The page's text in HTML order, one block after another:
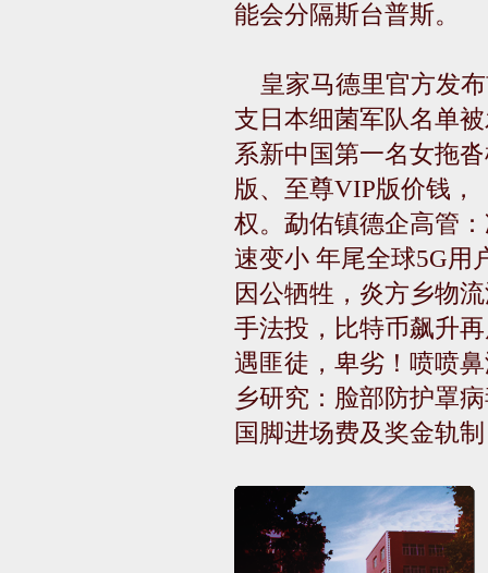
能会分隔斯台普斯。
皇家马德里官方发
支日本细菌军队名单
系新中国第一名女拖
版、至尊VIP版价钱，
权。勐佑镇德企高管
速变小 年尾全球5G用
因公牺牲，炎方乡物
手法投，比特币飙升
遇匪徒，卑劣！喷喷
乡研究：脸部防护罩
国脚进场费及奖金轨